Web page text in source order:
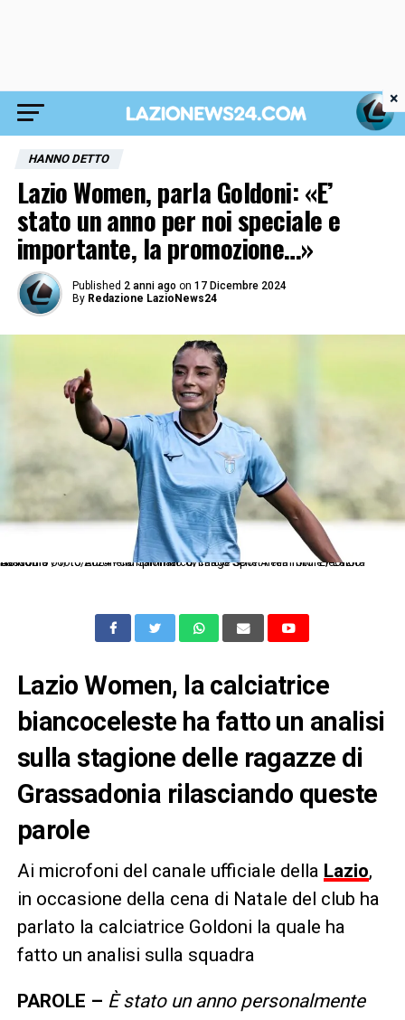
HANNO DETTO
Lazio Women, parla Goldoni: «E’
stato un anno per noi speciale e
importante, la promozione…»
Published 2 anni ago on 17 Dicembre 2024
By Redazione LazioNews24
As Roma 06/10/2024 - campionato di calcio Serie A femminile / Lazio-Sassuolo / foto Antonello Sammarco/Image Sport nella foto: Eleonora Goldoni
Lazio Women, la calciatrice
biancoceleste ha fatto un analisi
sulla stagione delle ragazze di
Grassadonia rilasciando queste
parole
Ai microfoni del canale ufficiale della Lazio,
in occasione della cena di Natale del club ha
parlato la calciatrice Goldoni la quale ha
fatto un analisi sulla squadra
PAROLE – È stato un anno personalmente
×